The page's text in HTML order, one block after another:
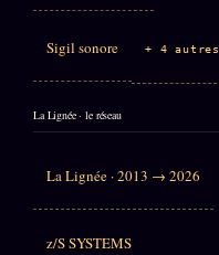
Sigil sonore + 4 autres
La Lignée · le réseau
La Lignée · 2013 → 2026
z/S SYSTEMS